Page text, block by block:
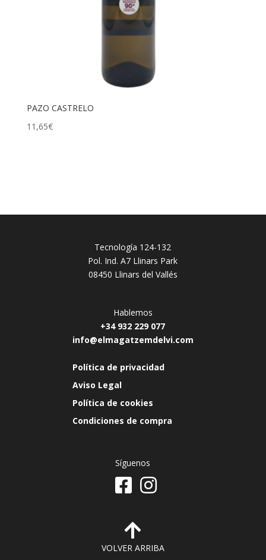
PAZO CASTRELO
11,65€
Tecnología 124-132
Pol. Ind. A7 Llinars Park
08450 Llinars del Vallés
Hablemos
+34 932 229 077
info@elmagatzemdelvi.com
Política de privacidad
Aviso Legal
Política de cookies
Condiciones de compra
Síguenos
VOLVER ARRIBA